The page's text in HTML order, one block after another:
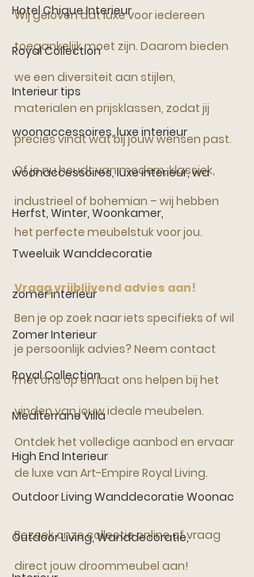
Hotel Chique Interieur
Royal Collection
Interieur tips
woonaccessoires, luxe interieur
woonaccessoires, luxe interieur, wa
Herfst, Winter, Woonkamer,
Tweeluik Wanddecoratie
zomer interieur
Zomer Interieur
Royal Collection
Mediterrane Villa
High End Interieur
Outdoor Living Wanddecoratie Woonac
Outdoor Living, Wanddecoratie,
Wij geloven dat luxe voor iedereen
toegankelijk moet zijn. Daarom bieden
we een diversiteit aan stijlen,
materialen en prijsklassen, zodat jij
precies vindt wat bij jouw wensen past.
Of je nu houdt van modern, klassiek,
industrieel of bohemian – wij hebben
het perfecte meubelstuk voor jou.
Vraag vrijblijvend advies aan!
Ben je op zoek naar iets specifieks of wil
je persoonlijk advies? Neem contact
met ons op en laat ons helpen bij het
vinden van jouw ideale meubelen.
Ontdek het volledige aanbod en ervaar
de luxe van Art-Empire Royal Living.
Bezoek onze collectie online of vraag
direct jouw droommeubel aan!